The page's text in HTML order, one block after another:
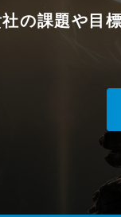
の課題や目